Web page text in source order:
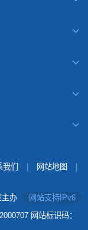
们 网站地图
办
网站支持IPv6
网站标识码：